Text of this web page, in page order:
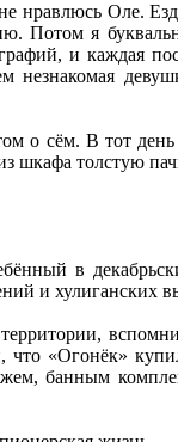
нравлюсь Оле.
Потом я
и каждая
незнакомая
сём. В тот день
шкафа толстую
в
и хулиганских
«Огонёк»
банным